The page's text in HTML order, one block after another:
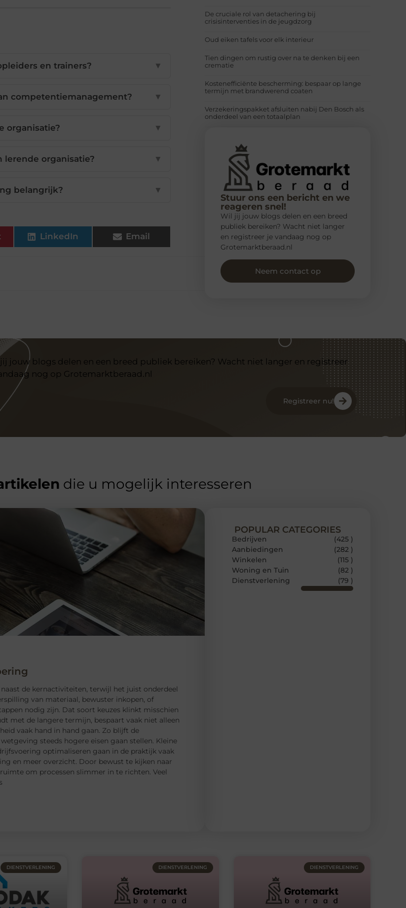
en trainers? ▼
competentiemanagement? ▼
organisatie? ▼
lerende organisatie? ▼
belangrijk? ▼
LinkedIn Email
De cruciale rol van detachering bij
crisisinterventies in de jeugdzorg
Oud eiken tafels voor elk interieur
Tien dingen om rustig over na te denken bij een
crematie
Kostenefficiënte bescherming: bespaar op lange
termijn met brandwerend coaten
Verzekeringspakket afsluiten nabij Den Bosch als
onderdeel van een totaalplan
Stuur ons een bericht en we
reageren snel!
Wil jij jouw blogs delen en een breed
publiek bereiken? Wacht niet langer
en registreer je vandaag nog op
Grotemarktberaad.nl
Neem contact op
jouw blogs delen en een breed publiek bereiken? Wacht niet langer en registreer
nog op Grotemarktberaad.nl
Registreer nu!
die u mogelijk interesseren
de kernactiviteiten, terwijl het juist onderdeel
van materiaal, bewuster inkopen, of
nodig zijn. Dat soort keuzes klinkt misschien
met de langere termijn, bespaart vaak niet alleen
vaak hand in hand gaan. Zo blijft de
steeds hogere eisen gaan stellen. Kleine
optimaliseren gaan in de praktijk vaak
en meer overzicht. Door bewust te kijken naar
om processen slimmer in te richten. Veel
POPULAR CATEGORIES
Bedrijven
(425 )
Aanbiedingen
(282 )
Winkelen
(115 )
Woning en Tuin
(82 )
Dienstverlening
(79 )
DIENSTVERLENING DIENSTVERLENING DIENSTVERLENING